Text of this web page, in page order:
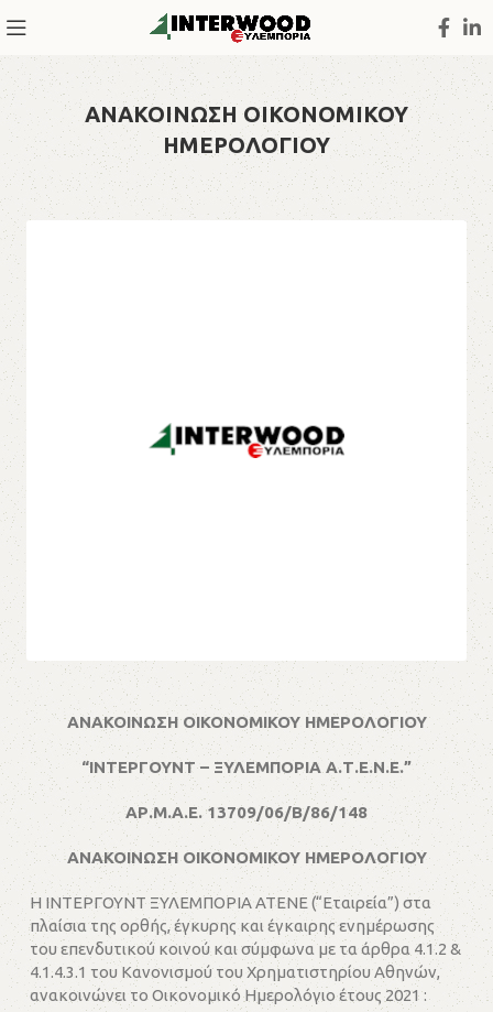
ΑΝΑΚΟΙΝΩΣΗ ΟΙΚΟΝΟΜΙΚΟΥ
ΗΜΕΡΟΛΟΓΙΟΥ
ΑΝΑΚΟΙΝΩΣΗ ΟΙΚΟΝΟΜΙΚΟΥ ΗΜΕΡΟΛΟΓΙΟΥ
“ΙΝΤΕΡΓΟΥΝΤ – ΞΥΛΕΜΠΟΡΙΑ Α.Τ.Ε.Ν.Ε.”
ΑΡ.Μ.Α.Ε. 13709/06/Β/86/148
ΑΝΑΚΟΙΝΩΣΗ ΟΙΚΟΝΟΜΙΚΟΥ ΗΜΕΡΟΛΟΓΙΟΥ
Η ΙΝΤΕΡΓΟΥΝΤ ΞΥΛΕΜΠΟΡΙΑ ΑΤΕΝΕ (“Εταιρεία”) στα
πλαίσια της ορθής, έγκυρης και έγκαιρης ενημέρωσης
του επενδυτικού κοινού και σύμφωνα με τα άρθρα 4.1.2 &
4.1.4.3.1 του Κανονισμού του Χρηματιστηρίου Αθηνών,
ανακοινώνει το Οικονομικό Ημερολόγιο έτους 2021 :